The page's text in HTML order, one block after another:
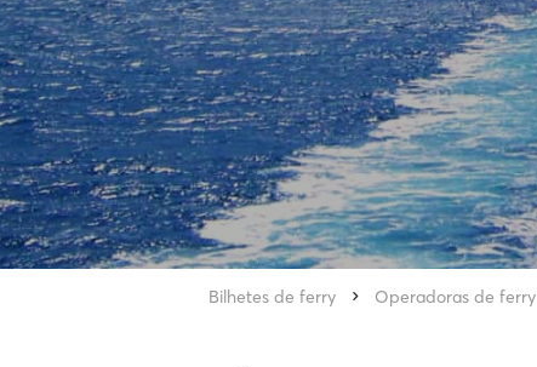
Bilhetes de ferry Operadoras de ferry